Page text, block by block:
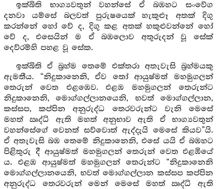
ඉක්බිති භාග්‍යවතුන් වහන්සේ ඒ බඹහට සංවේග
දනවා යම්සේ බලවත් පුරුෂයෙක් හැකුළූ අතක් දිගු
කරන්නේ හෝ වේ ද, දිගු කළ අතක් හකුළුවන්නේ හෝ
වේ ද, එසෙයින් ම ඒ බඹලොව අතුරුදන් වූ සේක්
දෙව්රම්හි පහළ වූ සේක.
ඉක්බිති ඒ බ්‍රහ්ම තෙමේ එක්තරා අතැවැසි බ්‍රහ්මයකු
ඇමතීය. “නිදුකානෙනි, ඒව තෝ ආයුෂ්මත් මහමුගලන්
තෙරුන් වෙත එළඹෙව. එළඹ මහමුගලන් තෙරුන්ට
නිදුකානෙනි, මොග්ගල්ලානයෙනි, භවත් මොග්ගල්ලාන,
කස්සප, කප්පින අනුරුද්ධ තෙරවරුන්ට වැනි මෙසේ
මහත් ඍද්ධි ඇති මහත් අනුභාව ඇති ඒ භාග්‍යවතුන්
වහන්සේගේ වෙනත් සව්වොත් ඇද්දැයි මෙසේ කියව”යි.
ඒ අතැවැසි බඹ තෙමේ නිදුකානෙනි, එසේ යයි ඒ බඹහට
පිළිතුරු දී ආයුෂ්මත් මහමුගලන් තෙරුන් වෙත එළඹියේ
ය. එළඹ ආයුෂ්මත් මහමුගලන් තෙරුන්ට “නිදුකානෙනි
මොග්ගල්ලානයෙනි, භවත් මොග්ගල්ලාන කස්සප කප්පින
අනුරුද්ධ තෙරවරුන් මෙන් මෙසේ මහත් ඍද්ධි ඇති